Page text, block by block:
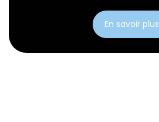
En savoir plus